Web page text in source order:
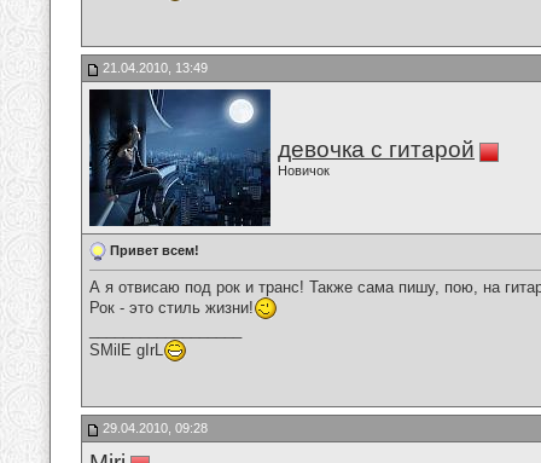
21.04.2010, 13:49
девочка с гитарой
Новичок
Привет всем!
А я отвисаю под рок и транс! Также сама пишу, пою, на
Рок - это стиль жизни!
SMilE gIrL
29.04.2010, 09:28